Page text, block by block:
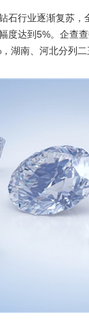
石行业逐渐复苏
度达到5%。企查
湖南、河北分列